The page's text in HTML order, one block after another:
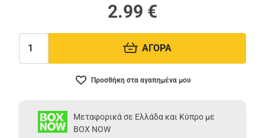
2.99 €
Ποσότητα: ΑΓΟΡΑ
Προσθήκη στα αγαπημένα μου
Μεταφορικά σε Ελλάδα και Κύπρο με
BOX NOW